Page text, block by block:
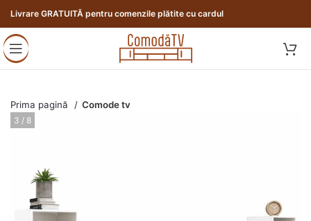
Livrare GRATUITĂ pentru comenzile plătite cu cardul
Prima pagină Comode tv
3 / 8